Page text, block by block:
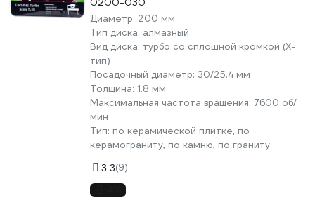
Диаметр: 200 мм
Тип диска: алмазный
Вид диска: турбо со сплошной кромкой (X-
тип)
Посадочный диаметр: 30/25.4 мм
Толщина: 1.8 мм
Максимальная частота вращения: 7600 об/
мин
Тип: по керамической плитке, по
керамограниту, по камню, по граниту
3.3(9)